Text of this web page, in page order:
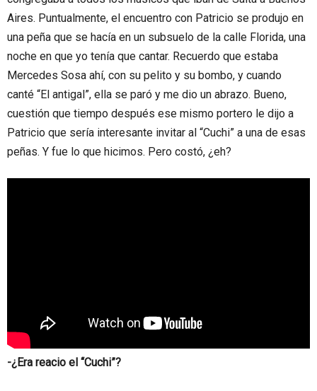
Aires. Puntualmente, el encuentro con Patricio se produjo en
una peña que se hacía en un subsuelo de la calle Florida, una
noche en que yo tenía que cantar. Recuerdo que estaba
Mercedes Sosa ahí, con su pelito y su bombo, y cuando
canté “El antigal”, ella se paró y me dio un abrazo. Bueno,
cuestión que tiempo después ese mismo portero le dijo a
Patricio que sería interesante invitar al “Cuchi” a una de esas
peñas. Y fue lo que hicimos. Pero costó, ¿eh?
-¿Era reacio el “Cuchi”?